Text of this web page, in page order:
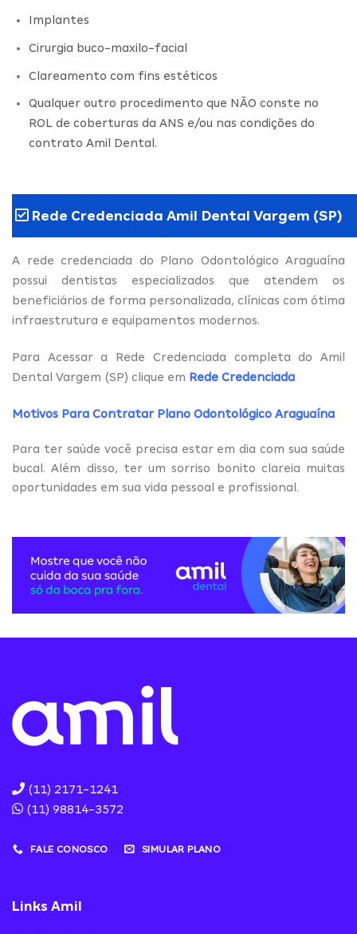
Implantes
Cirurgia buco-maxilo-facial
Clareamento com fins estéticos
Qualquer outro procedimento que NÃO conste no
ROL de coberturas da ANS e/ou nas condições do
contrato Amil Dental.
Rede Credenciada Amil Dental Vargem (SP)
A rede credenciada do Plano Odontológico Araguaína
possui dentistas especializados que atendem os
beneficiários de forma personalizada, clínicas com ótima
infraestrutura e equipamentos modernos.
Para Acessar a Rede Credenciada completa do Amil
Dental Vargem (SP) clique em Rede Credenciada
Motivos Para Contratar Plano Odontológico Araguaína
Para ter saúde você precisa estar em dia com sua saúde
bucal. Além disso, ter um sorriso bonito clareia muitas
oportunidades em sua vida pessoal e profissional.
(11) 2171-1241
(11) 98814-3572
FALE CONOSCO SIMULAR PLANO
Links Amil